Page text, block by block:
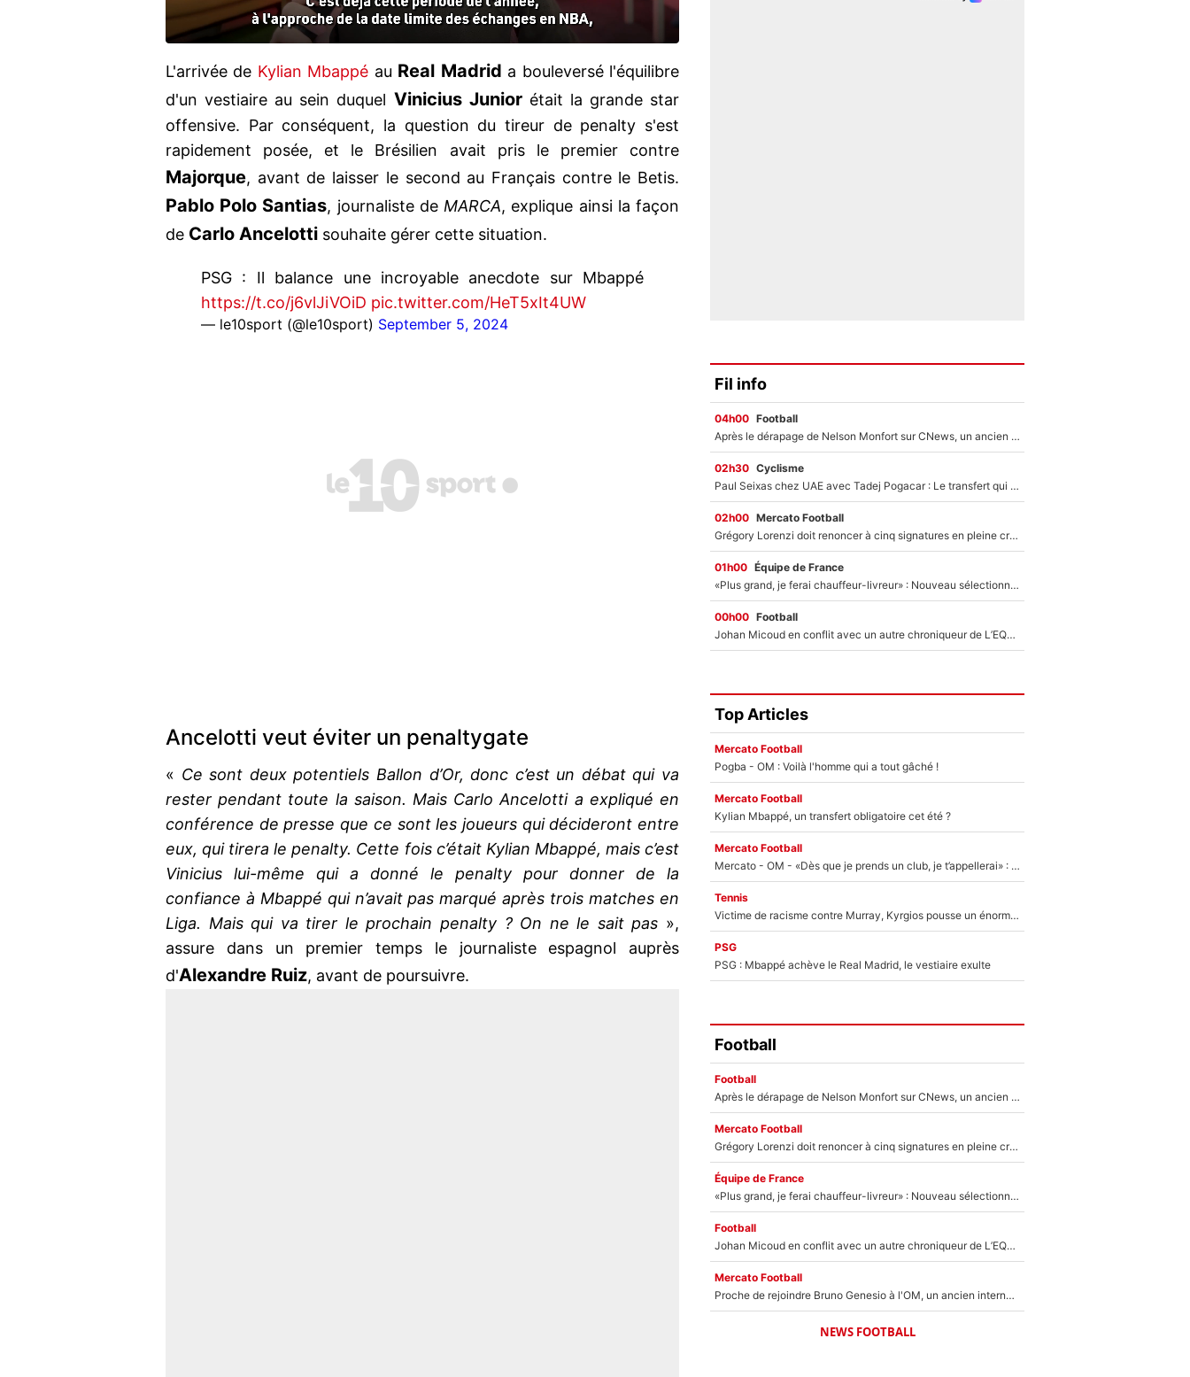
L'arrivée de Kylian Mbappé au Real Madrid a bouleversé l'équilibre
d'un vestiaire au sein duquel Vinicius Juniorétait la grande star
offensive. Par conséquent, la question du tireur de penalty s'est
rapidement posée, et le Brésilien avait pris le premier contre
Majorque, avant de laisser le second au Français contre le Betis.
Pablo Polo Santias, journaliste deMARCA, explique ainsi la façon
de Carlo Ancelotti souhaite gérer cette situation.
PSG : Il balance une incroyable anecdote sur Mbappé
https://t.co/j6vlJiVOiD pic.twitter.com/HeT5xIt4UW
— le10sport (@le10sport) September 5, 2024
Ancelotti veut éviter un penaltygate
« Ce sont deux potentiels Ballon d’Or, donc c’est un débat qui va
rester pendant toute la saison. Mais Carlo Ancelotti a expliqué en
conférence de presse que ce sont les joueurs qui décideront entre
eux, qui tirera le penalty. Cette fois c’était Kylian Mbappé, mais c’est
Vinicius lui-même qui a donné le penalty pour donner de la
confiance à Mbappé qui n’avait pas marqué après trois matches en
Liga. Mais qui va tirer le prochain penalty ? On ne le sait pas »,
assure dans un premier temps le journaliste espagnol auprès
d'Alexandre Ruiz, avant de poursuivre.
Fil info
04h00 Football
Après le dérapage de Nelson Monfort sur CNews, un ancien journaliste de France Télévisions relance la polémique sur les incendies en Gironde
02h30 Cyclisme
Paul Seixas chez UAE avec Tadej Pogacar : Le transfert qui effraie le peloton, «c’est la pire des choses qui puisse arriver»
02h00 Mercato Football
Grégory Lorenzi doit renoncer à cinq signatures en pleine crise financière : L’IA propose sept noms à l’OM pour un mercato réussi... à seulement 5M€ !
01h00 Équipe de France
«Plus grand, je ferai chauffeur-livreur» : Nouveau sélectionneur des Bleus, Zinédine Zidane s’était imaginé un avenir très différent lorsqu'il était enfant
00h00 Football
Johan Micoud en conflit avec un autre chroniqueur de L’EQUIPE du Soir : «Pendant un moment, je ne les ai pas remis ensemble dans l'émission»
Top Articles
Mercato Football
Pogba - OM : Voilà l'homme qui a tout gâché !
Mercato Football
Kylian Mbappé, un transfert obligatoire cet été ?
Mercato Football
Mercato - OM - «Dès que je prends un club, je t’appellerai» : La promesse de Marcelino au moment de claquer la porte
Tennis
Victime de racisme contre Murray, Kyrgios pousse un énorme coup de gueule !
PSG
PSG : Mbappé achève le Real Madrid, le vestiaire exulte
Football
Football
Après le dérapage de Nelson Monfort sur CNews, un ancien journaliste de France Télévisions relance la polémique sur les incendies en Gironde
Mercato Football
Grégory Lorenzi doit renoncer à cinq signatures en pleine crise financière : L’IA propose sept noms à l’OM pour un mercato réussi... à seulement 5M€ !
Équipe de France
«Plus grand, je ferai chauffeur-livreur» : Nouveau sélectionneur des Bleus, Zinédine Zidane s’était imaginé un avenir très différent lorsqu'il était enfant
Football
Johan Micoud en conflit avec un autre chroniqueur de L’EQUIPE du Soir : «Pendant un moment, je ne les ai pas remis ensemble dans l'émission»
Mercato Football
Proche de rejoindre Bruno Genesio à l'OM, un ancien international français va finalement débarquer... sur RMC !
NEWS FOOTBALL